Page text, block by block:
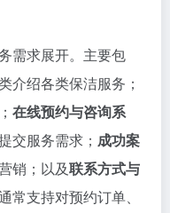
需求展开。主要包
介绍各类保洁服务；
在线预约与咨询系
交服务需求； 成功案
销；以及联系方式与
常支持对预约订单、